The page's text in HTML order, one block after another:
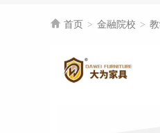
 首页 > 金融院校 >